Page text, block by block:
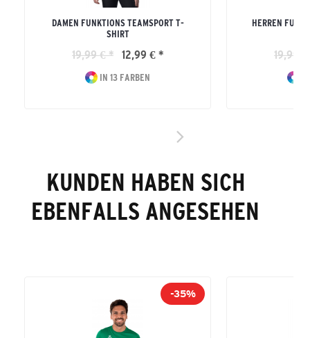
DAMEN FUNKTIONS TEAMSPORT T-
SHIRT
19,99 € * 12,99 € *
IN 13 FARBEN
HERREN
19,99
KUNDEN HABEN SICH
EBENFALLS ANGESEHEN
-35%